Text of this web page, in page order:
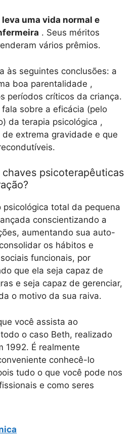
leva uma vida normal e
. Seus méritos
vários prêmios.
às seguintes conclusões: a
boa parentalidade ,
períodos críticos da criança.
sobre a eficácia (pelo
da terapia psicológica ,
de extrema gravidade e que
chaves psicoterapêuticas
psicológica total da pequena
conscientizando a
aumentando sua auto-
os hábitos e
funcionais, por
que ela seja capaz de
e seja capaz de gerenciar,
o motivo da sua raiva.
você assista ao
o caso Beth, realizado
1992. É realmente
conhecê-lo
tudo o que você pode nos
e como seres